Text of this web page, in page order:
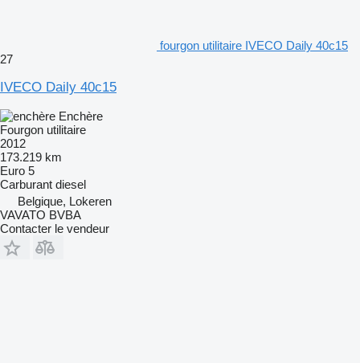
fourgon utilitaire IVECO Daily 40c15
27
IVECO Daily 40c15
Enchère
Fourgon utilitaire
2012
173.219 km
Euro 5
Carburant diesel
Belgique, Lokeren
VAVATO BVBA
Contacter le vendeur